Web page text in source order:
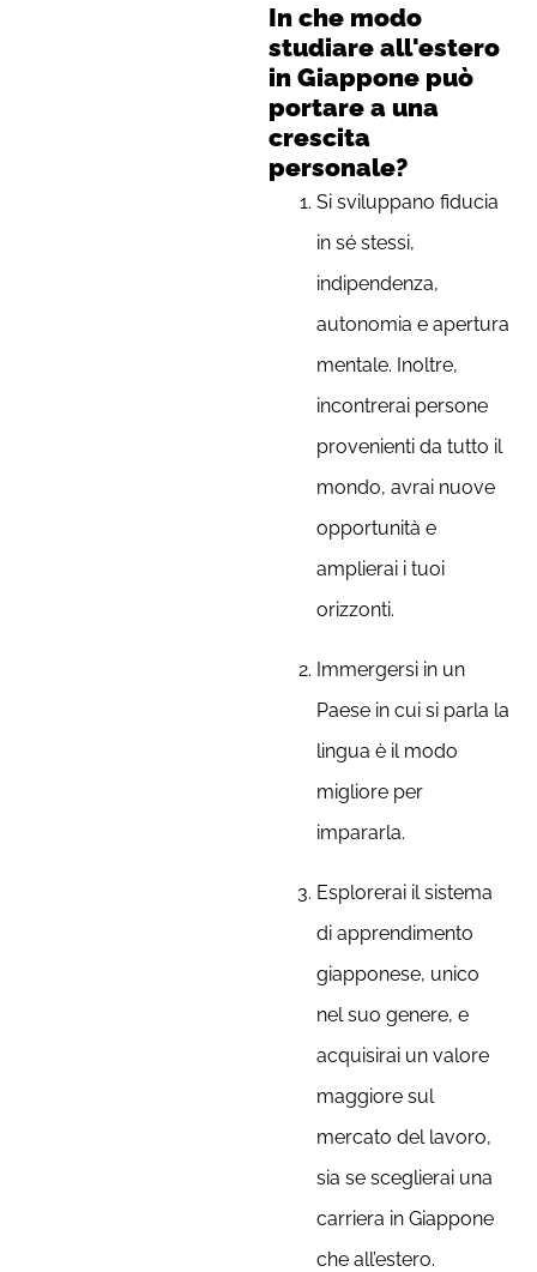
In che modo
studiare all'estero
in Giappone può
portare a una
crescita
personale?
Si sviluppano fiducia
in sé stessi,
indipendenza,
autonomia e apertura
mentale. Inoltre,
incontrerai persone
provenienti da tutto il
mondo, avrai nuove
opportunità e
amplierai i tuoi
orizzonti.
Immergersi in un
Paese in cui si parla la
lingua è il modo
migliore per
impararla.
Esplorerai il sistema
di apprendimento
giapponese, unico
nel suo genere, e
acquisirai un valore
maggiore sul
mercato del lavoro,
sia se sceglierai una
carriera in Giappone
che all’estero.